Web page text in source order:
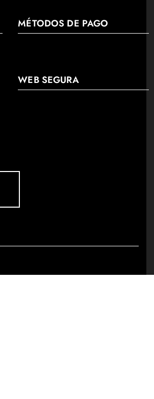
MÉTODOS DE PAGO
WEB SEGURA